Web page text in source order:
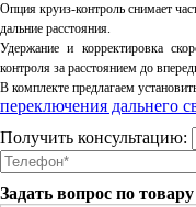
Опция круиз-контроль снимает
дальние расстояния.
Удержание и корректировка
контроля за расстоянием до
В комплекте предлагаем
переключения дальнего
Получить консультацию:
Задать вопрос по товару